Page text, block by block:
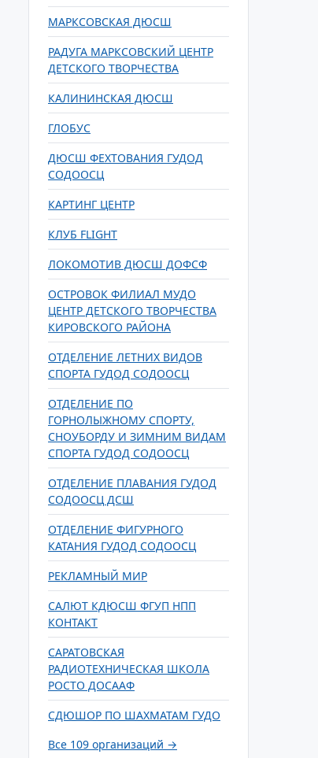
МАРКСОВСКАЯ ДЮСШ
РАДУГА МАРКСОВСКИЙ ЦЕНТР
ДЕТСКОГО ТВОРЧЕСТВА
КАЛИНИНСКАЯ ДЮСШ
ГЛОБУС
ДЮСШ ФЕХТОВАНИЯ ГУДОД
СОДООСЦ
КАРТИНГ ЦЕНТР
КЛУБ FLIGHT
ЛОКОМОТИВ ДЮСШ ДОФСФ
ОСТРОВОК ФИЛИАЛ МУДО
ЦЕНТР ДЕТСКОГО ТВОРЧЕСТВА
КИРОВСКОГО РАЙОНА
ОТДЕЛЕНИЕ ЛЕТНИХ ВИДОВ
СПОРТА ГУДОД СОДООСЦ
ОТДЕЛЕНИЕ ПО
ГОРНОЛЫЖНОМУ СПОРТУ,
СНОУБОРДУ И ЗИМНИМ ВИДАМ
СПОРТА ГУДОД СОДООСЦ
ОТДЕЛЕНИЕ ПЛАВАНИЯ ГУДОД
СОДООСЦ ДСШ
ОТДЕЛЕНИЕ ФИГУРНОГО
КАТАНИЯ ГУДОД СОДООСЦ
РЕКЛАМНЫЙ МИР
САЛЮТ КДЮСШ ФГУП НПП
КОНТАКТ
САРАТОВСКАЯ
РАДИОТЕХНИЧЕСКАЯ ШКОЛА
РОСТО ДОСААФ
СДЮШОР ПО ШАХМАТАМ ГУДО
Все 109 организаций →